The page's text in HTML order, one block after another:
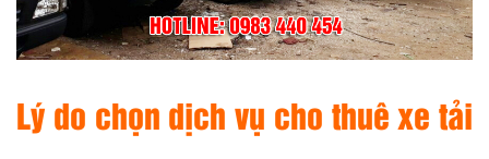
Lý do chọn dịch vụ cho thuê xe tải